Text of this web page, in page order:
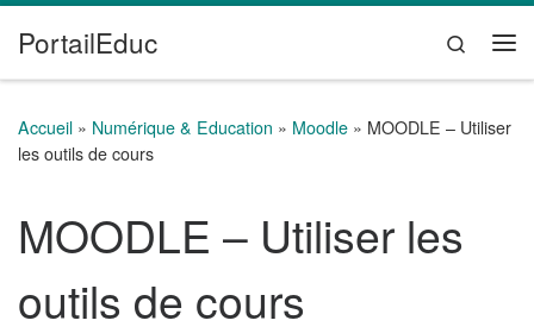
Passer au contenu
PortailEduc
Search
Accueil » Numérique & Education » Moodle » MOODLE – Utiliser
les outils de cours
MOODLE – Utiliser les
outils de cours